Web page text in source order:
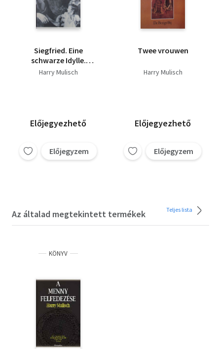
Siegfried. Eine
schwarze Idylle.
Roman
Harry Mulisch
Előjegyezhető
Előjegyzem
Twee vrouwen
Harry Mulisch
Előjegyezhető
Előjegyzem
Az általad megtekintett termékek Teljes lista
KÖNYV